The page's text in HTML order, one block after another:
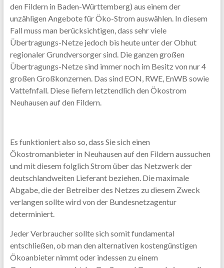
den Fildern in Baden-Württemberg) aus einem der
unzähligen Angebote für Öko-Strom auswählen. In diesem
Fall muss man berücksichtigen, dass sehr viele
Übertragungs-Netze jedoch bis heute unter der Obhut
regionaler Grundversorger sind. Die ganzen großen
Übertragungs-Netze sind immer noch im Besitz von nur 4
großen Großkonzernen. Das sind EON, RWE, EnWB sowie
Vattefnfall. Diese liefern letztendlich den Ökostrom
Neuhausen auf den Fildern.
Es funktioniert also so, dass Sie sich einen
Ökostromanbieter in Neuhausen auf den Fildern aussuchen
und mit diesem folglich Strom über das Netzwerk der
deutschlandweiten Lieferant beziehen. Die maximale
Abgabe, die der Betreiber des Netzes zu diesem Zweck
verlangen sollte wird von der Bundesnetzagentur
determiniert.
Jeder Verbraucher sollte sich somit fundamental
entschließen, ob man den alternativen kostengünstigen
Ökoanbieter nimmt oder indessen zu einem